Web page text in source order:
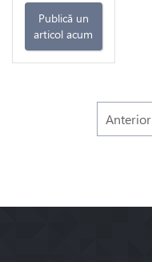
Publică un
articol acum
Anterior